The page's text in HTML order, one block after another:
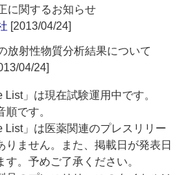
に関するお知らせ
[2013/04/24]
放射性物質分析結果について
04/24]
List」は現在試験運用中です。
順です。
List」は医薬関連のプレスリリー
りません。また、掲載日が発表日
。予めご了承ください。